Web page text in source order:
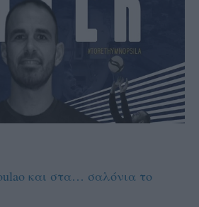
και στα… σαλόνια το